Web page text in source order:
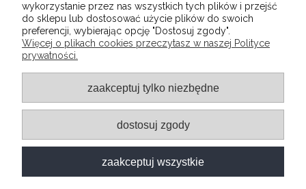
Nie znaleziono produktów spełniających podane
kryteria.
POMOC
MOJE KONTO
wykorzystanie przez nas wszystkich tych plików i przejść
do sklepu lub dostosować użycie plików do swoich
preferencji, wybierając opcję "Dostosuj zgody".
Więcej o plikach cookies przeczytasz w naszej Polityce
prywatności.
zaakceptuj tylko niezbędne
dostosuj zgody
zaakceptuj wszystkie